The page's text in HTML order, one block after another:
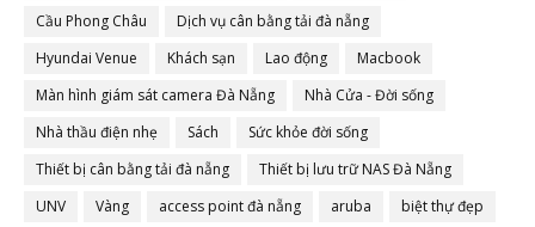
Cầu Phong Châu
Dịch vụ cân bằng tải đà nẵng
Hyundai Venue
Khách sạn Lao động
Macbook
Màn hình giám sát camera Đà Nẵng
Nhà Cửa - Đời sống
Nhà thầu điện nhẹ
Sách
Sức khỏe đời sống
Thiết bị cân bằng tải đà nẵng
Thiết bị lưu trữ NAS Đà Nẵng
UNV
Vàng access point đà nẵng aruba
biệt thự đẹp